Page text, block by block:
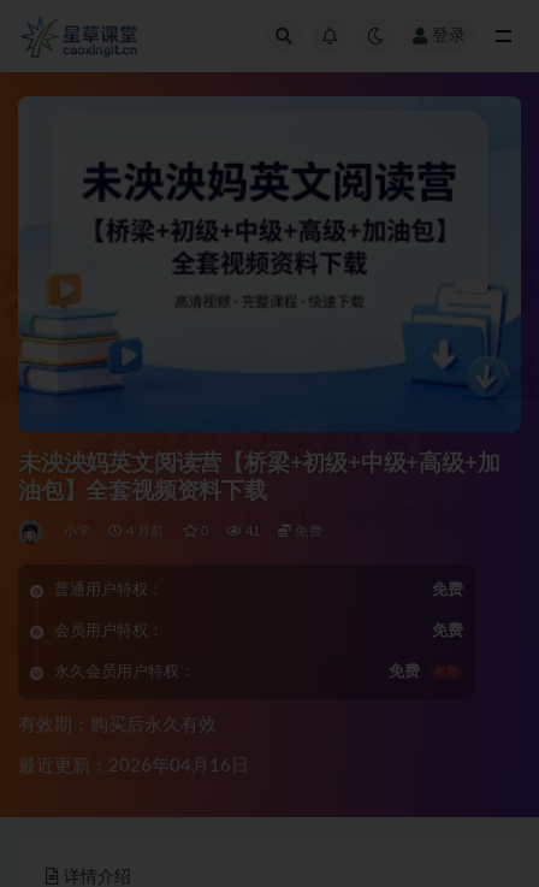
登录
未泱泱妈英文阅读营【桥梁+初级+中级+高级+加
油包】全套视频资料下载
小学 4 月前 0 41 免费
普通用户特权： 免费
会员用户特权： 免费
永久会员用户特权： 免费 推荐
有效期：购买后永久有效
最近更新：2026年04月16日
详情介绍